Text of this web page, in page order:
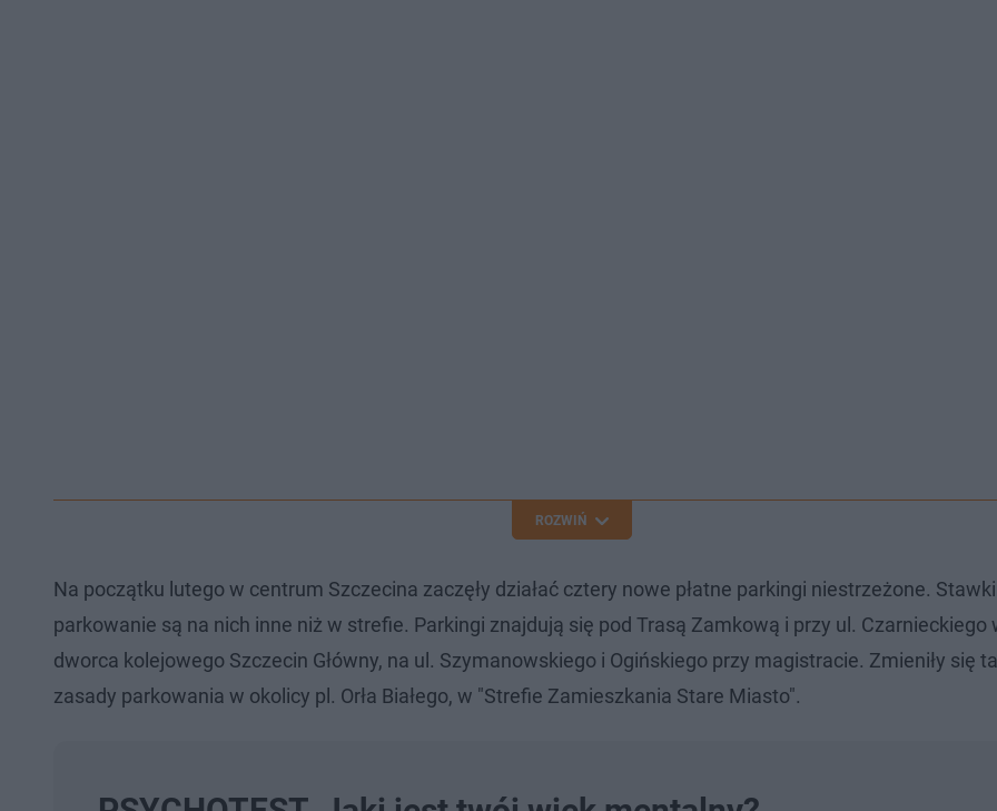
ROZWIŃ
Na początku lutego w centrum Szczecina zaczęły działać cztery nowe płatne parkingi niestrzeżone.
parkowanie są na nich inne niż w strefie. Parkingi znajdują się pod Trasą Zamkową i przy ul. Czarnieckiego
dworca kolejowego Szczecin Główny, na ul. Szymanowskiego i Ogińskiego przy magistracie. Zmieniły się
zasady parkowania w okolicy pl. Orła Białego, w "Strefie Zamieszkania Stare Miasto".